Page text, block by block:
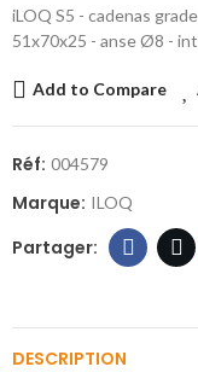
iLOQ S5 - cadenas
51x70x25 - anse Ø8 -
Add to Compare
Réf: 004579
Marque: ILOQ
DESCRIPTION